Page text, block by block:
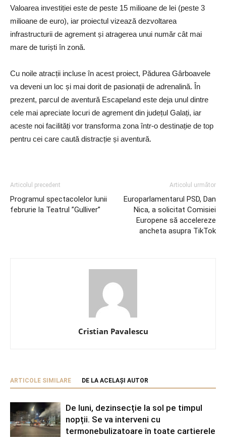
Valoarea investiției este de peste 15 milioane de lei (peste 3
milioane de euro), iar proiectul vizează dezvoltarea
infrastructurii de agrement și atragerea unui număr cât mai
mare de turiști în zonă.
Cu noile atracții incluse în acest proiect, Pădurea Gârboavele
va deveni un loc și mai dorit de pasionații de adrenalină. În
prezent, parcul de aventură Escapeland este deja unul dintre
cele mai apreciate locuri de agrement din județul Galați, iar
aceste noi facilități vor transforma zona într-o destinație de top
pentru cei care caută distracție și aventură.
Articolul precedent
Programul spectacolelor lunii
februrie la Teatrul ”Gulliver”
Articolul următor
Europarlamentarul PSD, Dan
Nica, a solicitat Comisiei
Europene să accelereze
ancheta asupra TikTok
Cristian Pavalescu
ARTICOLE SIMILARE DE LA ACELAȘI AUTOR
De luni, dezinsecție la sol pe timpul
nopții. Se va interveni cu
termonebulizatoare în toate cartierele